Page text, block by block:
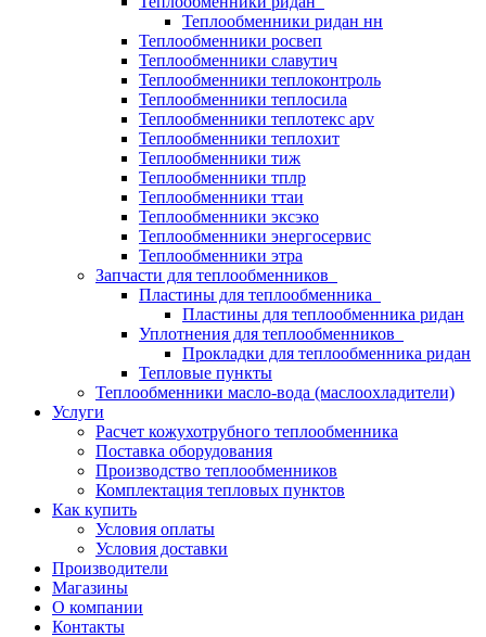
Теплообменники ридан нн
Теплообменники росвеп
Теплообменники славутич
Теплообменники теплоконтроль
Теплообменники теплосила
Теплообменники теплотекс apv
Теплообменники теплохит
Теплообменники тиж
Теплообменники тплр
Теплообменники ттаи
Теплообменники эксэко
Теплообменники энергосервис
Теплообменники этра
Запчасти для теплообменников
Пластины для теплообменника
Пластины для теплообменника ридан
Уплотнения для теплообменников
Прокладки для теплообменника ридан
Тепловые пункты
Теплообменники масло-вода (маслоохладители)
Услуги
Расчет кожухотрубного теплообменника
Поставка оборудования
Производство теплообменников
Комплектация тепловых пунктов
Как купить
Условия оплаты
Условия доставки
Производители
Магазины
О компании
Контакты